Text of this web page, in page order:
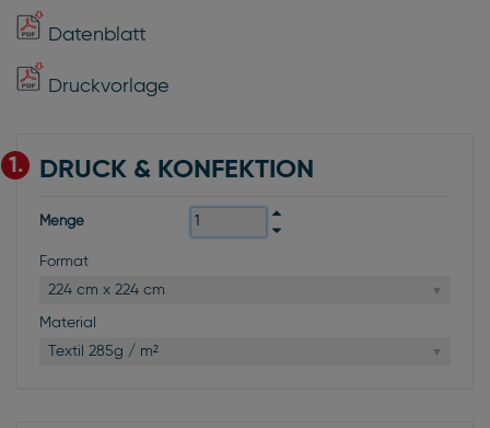
Datenblatt
Druckvorlage
1. DRUCK & KONFEKTION
Menge
Format
224 cm x 224 cm
Material
Textil 285g / m²